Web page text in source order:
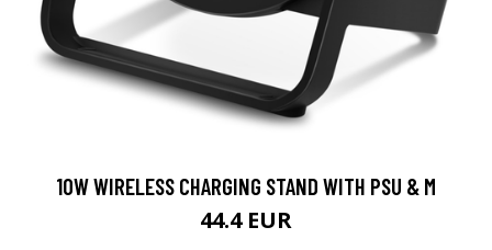
10W WIRELESS CHARGING STAND WITH PSU & M
44.4 EUR